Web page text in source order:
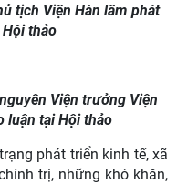
tịch Viện Hàn lâm phát
thảo
Viện trưởng Viện
luận tại Hội thảo
phát triển kinh tế, xã
trị, những khó khăn,